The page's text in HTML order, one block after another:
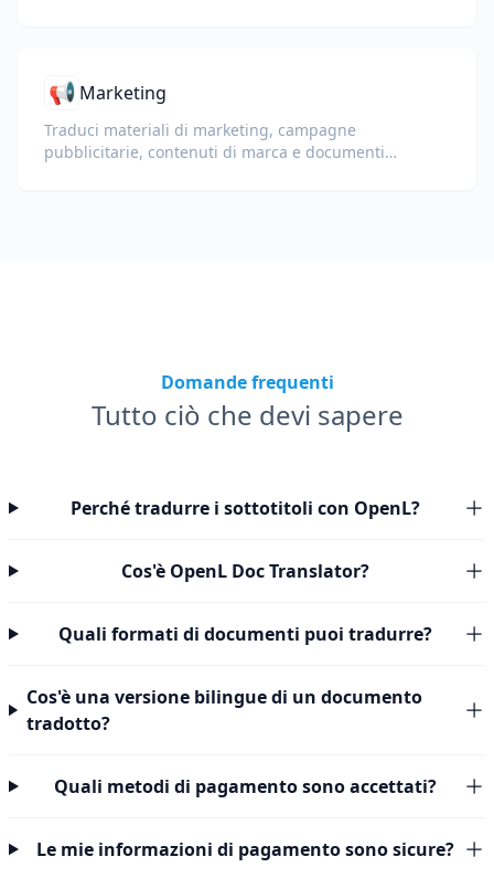
📢 Marketing
Traduci materiali di marketing, campagne
pubblicitarie, contenuti di marca e documenti
Domande frequenti
Tutto ciò che devi sapere
Perché tradurre i sottotitoli con OpenL?
Cos'è OpenL Doc Translator?
Quali formati di documenti puoi tradurre?
Cos'è una versione bilingue di un documento
tradotto?
Quali metodi di pagamento sono accettati?
Le mie informazioni di pagamento sono sicure?